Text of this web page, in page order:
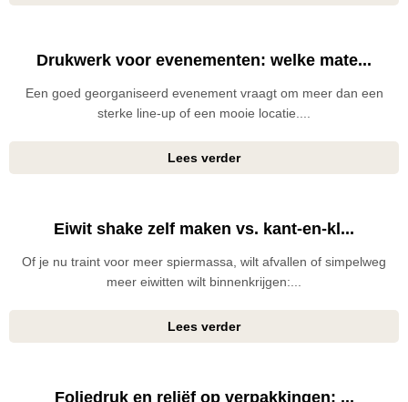
Drukwerk voor evenementen: welke mate...
Een goed georganiseerd evenement vraagt om meer dan een
sterke line-up of een mooie locatie....
Lees verder
Eiwit shake zelf maken vs. kant-en-kl...
Of je nu traint voor meer spiermassa, wilt afvallen of simpelweg
meer eiwitten wilt binnenkrijgen:...
Lees verder
Foliedruk en reliëf op verpakkingen: ...